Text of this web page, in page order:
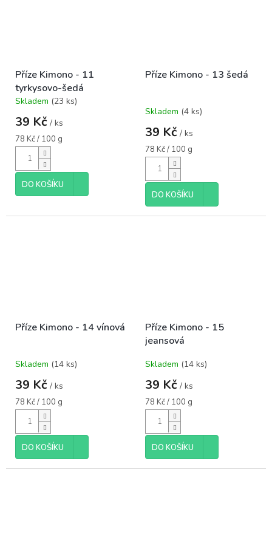
Příze Kimono - 11
tyrkysovo-šedá
Průměrné
hodnocení
produktu
je
5,0
5
hvězdiček.
Skladem (23 ks)
39 Kč / ks
Měrná
cena:
78 Kč / 100 g
DO KOŠÍKU
Příze Kimono - 13 šedá
Skladem (4 ks)
39 Kč / ks
Měrná
cena:
78 Kč / 100 g
DO KOŠÍKU
Příze Kimono - 14 vínová
Skladem (14 ks)
39 Kč / ks
Měrná
cena:
78 Kč / 100 g
DO KOŠÍKU
Příze Kimono - 15
jeansová
Skladem (14 ks)
39 Kč / ks
Měrná
cena:
78 Kč / 100 g
DO KOŠÍKU